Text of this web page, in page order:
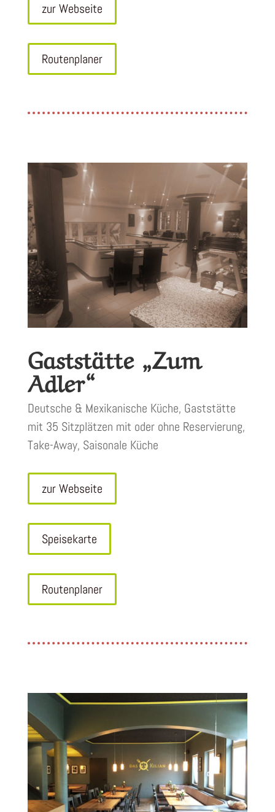
zur Webseite
Routenplaner
Gaststätte „Zum
Adler“
Deutsche & Mexikanische Küche, Gaststätte
mit 35 Sitzplätzen mit oder ohne Reservierung,
Take-Away, Saisonale Küche
zur Webseite
Speisekarte
Routenplaner